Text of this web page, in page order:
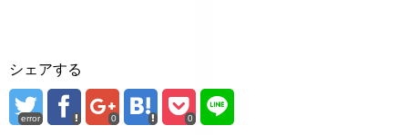
シェアする
error 0 0